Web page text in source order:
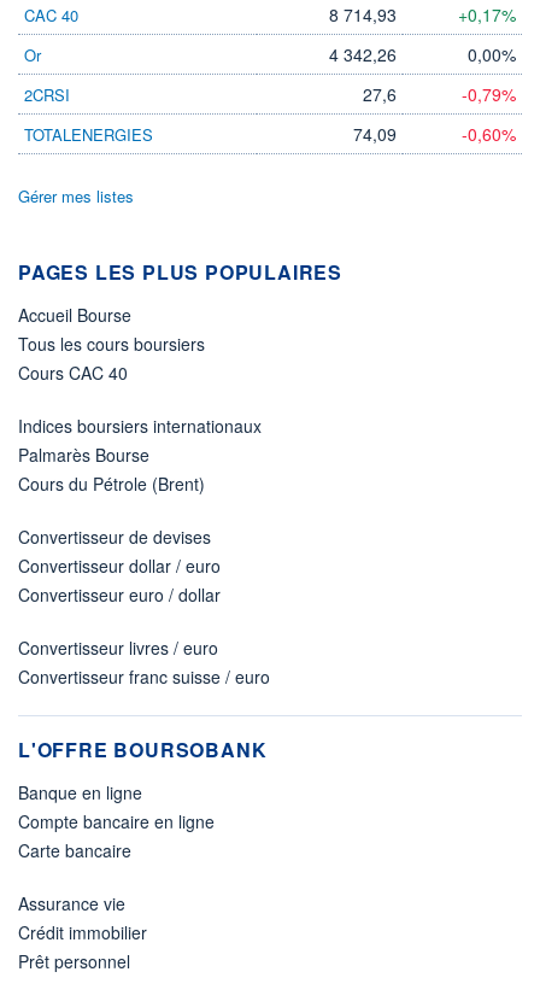
CAC 40 8 714,93 +0,17%
Or 4 342,26 0,00%
2CRSI 27,6 -0,79%
TOTALENERGIES 74,09 -0,60%
Gérer mes listes
PAGES LES PLUS POPULAIRES
Accueil Bourse
Tous les cours boursiers
Cours CAC 40
Indices boursiers internationaux
Palmarès Bourse
Cours du Pétrole (Brent)
Convertisseur de devises
Convertisseur dollar / euro
Convertisseur euro / dollar
Convertisseur livres / euro
Convertisseur franc suisse / euro
L'OFFRE BOURSOBANK
Banque en ligne
Compte bancaire en ligne
Carte bancaire
Assurance vie
Crédit immobilier
Prêt personnel